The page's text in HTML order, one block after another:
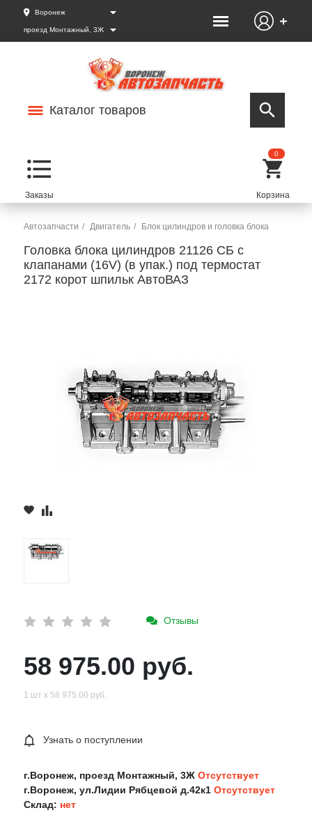
Воронеж
проезд Монтажный, 3Ж
Каталог товаров
0
Автозапчасти Двигатель Блок цилиндров и головка блока
Головка блока цилиндров 21126 СБ с
клапанами (16V) (в упак.) под термостат
2172 корот шпильк АвтоВАЗ
Отзывы
58 975.00 руб.
1 шт х 58 975.00 руб.
Узнать о поступлении
г.Воронеж, проезд Монтажный, 3Ж Отсутствует
г.Воронеж, ул.Лидии Рябцевой д.42к1 Отсутствует
Склад: нет